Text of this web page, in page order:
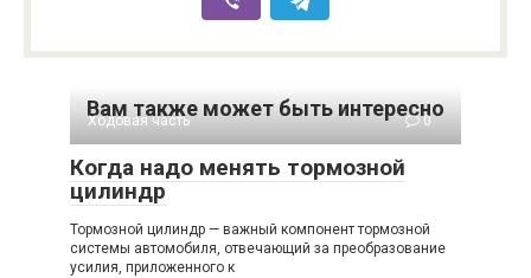
Вам также может быть интересно
Ходовая часть 0
Когда надо менять тормозной
цилиндр
Тормозной цилиндр — важный компонент тормозной
системы автомобиля, отвечающий за преобразование
усилия, приложенного к